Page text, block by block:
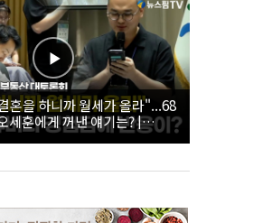
혼을 하니까 월세가 올라"...68
세훈에게 꺼낸 얘기는? |
부동산 대토론회